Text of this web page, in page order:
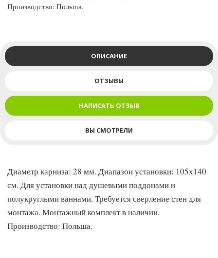
Производство: Польша.
ОПИСАНИЕ
ОТЗЫВЫ
НАПИСАТЬ ОТЗЫВ
ВЫ СМОТРЕЛИ
Диаметр карниза: 28 мм. Диапазон установки: 105х140
см. Для установки над душевыми поддонами и
полукруглыми ваннами. Требуется сверление стен для
монтажа. Монтажный комплект в наличии.
Производство: Польша.